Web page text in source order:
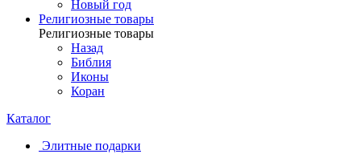
Новый год
Религиозные товары
Религиозные товары
Назад
Библия
Иконы
Коран
Каталог
Элитные подарки